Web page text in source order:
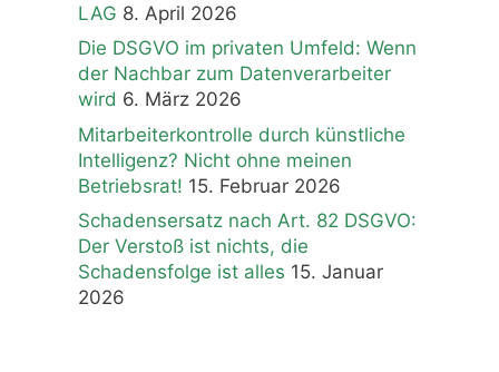
LAG 8. April 2026
Die DSGVO im privaten Umfeld: Wenn
der Nachbar zum Datenverarbeiter
wird 6. März 2026
Mitarbeiterkontrolle durch künstliche
Intelligenz? Nicht ohne meinen
Betriebsrat! 15. Februar 2026
Schadensersatz nach Art. 82 DSGVO:
Der Verstoß ist nichts, die
Schadensfolge ist alles 15. Januar
2026